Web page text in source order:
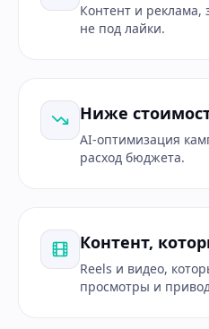
Контент и
не под лайки.
Ниже
AI-оптимизация
расход бюджета.
Контент,
Reels и видео,
просмотры и